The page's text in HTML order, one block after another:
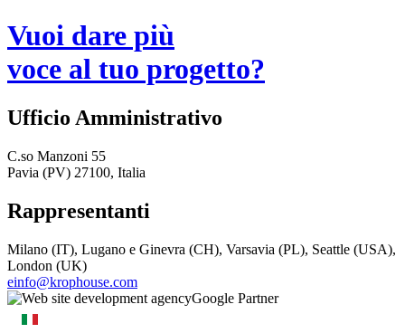
Vuoi dare più
voce al tuo progetto?
Ufficio Amministrativo
C.so Manzoni 55
Pavia (PV) 27100, Italia
Rappresentanti
Milano (IT), Lugano e Ginevra (CH), Varsavia (PL), Seattle (USA),
London (UK)
einfo@krophouse.com